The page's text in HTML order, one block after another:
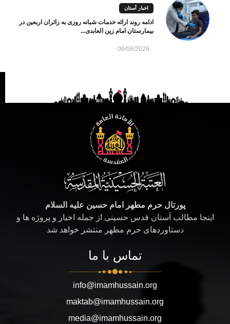
اخبار آستان
ادامه روند ارائه خدمات شبانه روزی به زائران اربعین در
بیمارستان امام زین العابدی...
06/08/2026
پورتال حرم مطهر امام حسین علیه السلام
اینجا مطالب آستان قدس حسینی از جمله اخبار و پروژه ها و
دستاوردهای حرم مطهر منتشر خواهد شد
تماس با ما
info@imamhussain.org
maktab@imamhussain.org
media@imamhussain.org